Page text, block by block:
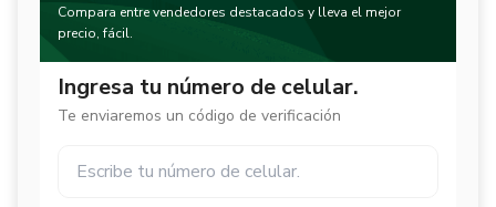
Compara entre vendedores destacados y lleva el mejor
precio, fácil.
Ingresa tu número de celular.
Te enviaremos un código de verificación